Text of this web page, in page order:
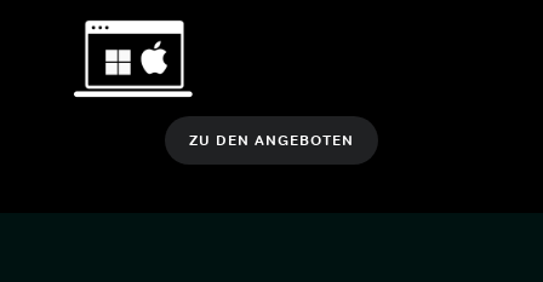
ZU DEN ANGEBOTEN